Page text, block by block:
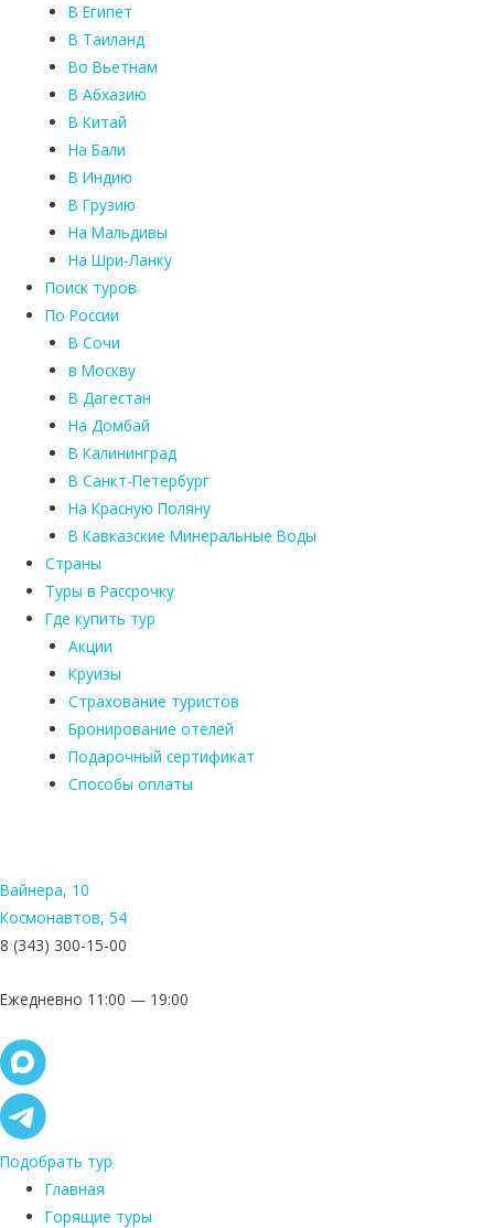
В Египет
В Таиланд
Во Вьетнам
В Абхазию
В Китай
На Бали
В Индию
В Грузию
На Мальдивы
На Шри-Ланку
Поиск туров
По России
В Сочи
в Москву
В Дагестан
На Домбай
В Калининград
В Санкт-Петербург
На Красную Поляну
В Кавказские Минеральные Воды
Страны
Туры в Рассрочку
Где купить тур
Акции
Круизы
Страхование туристов
Бронирование отелей
Подарочный сертификат
Способы оплаты
Вайнера, 10
Космонавтов, 54
8 (343) 300-15-00
Ежедневно 11:00 — 19:00
Подобрать тур
Главная
Горящие туры